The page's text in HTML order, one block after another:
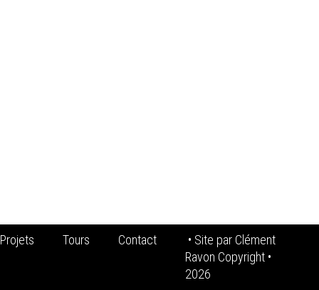
Projets Tours Contact • Site par Clément
Ravon Copyright •
2026